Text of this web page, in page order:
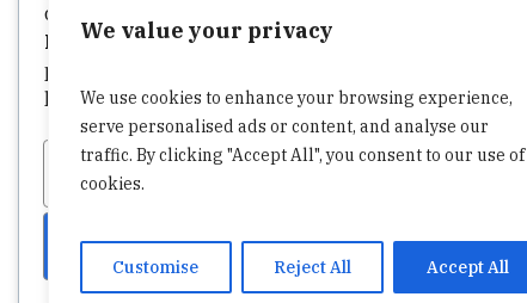
We value your privacy
We use cookies to enhance your browsing experience,
serve personalised ads or content, and analyse our
traffic. By clicking "Accept All", you consent to our use of
cookies.
Customise Reject All Accept All
cookies à autoriser en cliquant sur
Personnaliser . Cliquez surAccepter tout
pour consentir ou
les cookies non essentiels.
Personnaliser
Tout accepter